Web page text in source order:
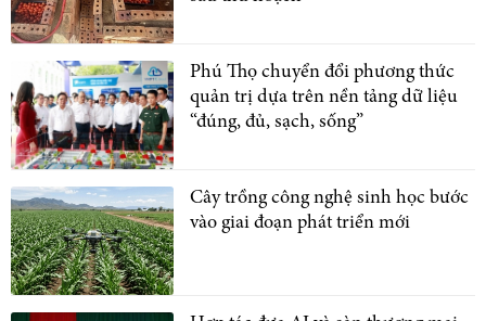
Phú Thọ chuyển đổi phương thức
quản trị dựa trên nền tảng dữ liệu
“đúng, đủ, sạch, sống”
Cây trồng công nghệ sinh học bước
vào giai đoạn phát triển mới